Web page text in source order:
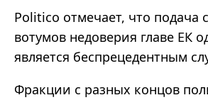
Politico отмечает, что подача
вотумов недоверия главе ЕК
является беспрецедентным
Фракции с разных концов